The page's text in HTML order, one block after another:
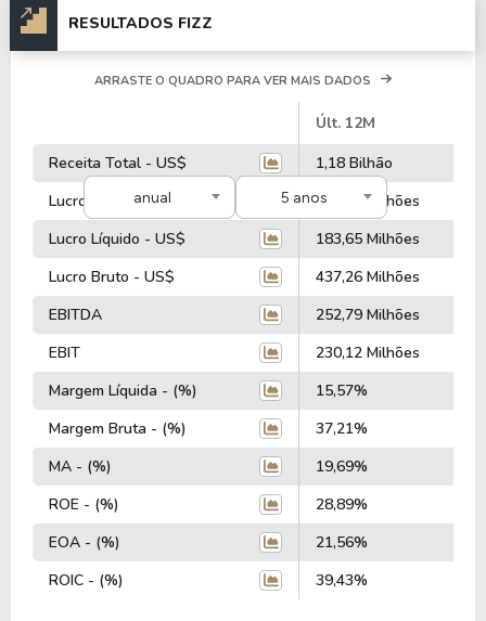
RESULTADOS FIZZ
anual 5 anos
ARRASTE O QUADRO PARA VER MAIS DADOS
Últ. 12M
Receita Total - US$
1,18 Bilhão
Lucro Operacional - US$
230,12 Milhões
Lucro Líquido - US$
183,65 Milhões
Lucro Bruto - US$
437,26 Milhões
EBITDA
252,79 Milhões
EBIT
230,12 Milhões
Margem Líquida - (%)
15,57%
Margem Bruta - (%)
37,21%
MA - (%)
19,69%
ROE - (%)
28,89%
EOA - (%)
21,56%
ROIC - (%)
39,43%